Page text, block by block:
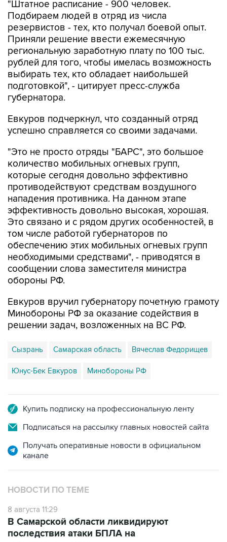
резервистов - тех, кто получал боевой опыт.
Приняли решение ввести ежемесячную
региональную заработную плату по 100 тыс.
рублей для того, чтобы имелась возможность
выбирать тех, кто обладает наибольшей
подготовкой", - цитирует пресс-служба
губернатора.
Евкуров подчеркнул, что созданный отряд
"Это не просто отряды "БАРС", это большое
которые сегодня довольно эффективно
противодействуют средствам воздушного
нападения противника. На данном этапе
эффективность довольно высокая, хорошая.
Это связано и с рядом других особенностей, в
том числе работой губернаторов по
обеспечению этих мобильных огневых групп
необходимыми средствами", - приводятся в
сообщении слова заместителя министра
обороны РФ.
Евкуров вручил губернатору почетную грамоту
решении задач, возложенных на ВС РФ.
Сызрань Самарская область Вячеслав Федорищев
Юнус-Бек Евкуров Минобороны РФ
Подписаться на рассылку главных новостей сайта
Получать оперативные новости в официальном
НОВОСТИ ПО ТЕМЕ
8 августа 11:29
последствия атаки БПЛА на
промпредприятие